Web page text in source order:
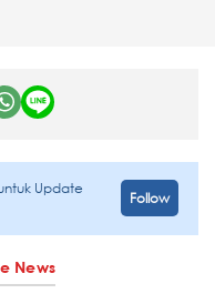
Update
Follow
News